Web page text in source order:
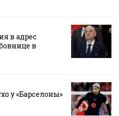
в адрес
в
у «Барселоны»